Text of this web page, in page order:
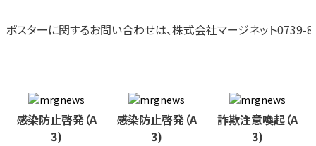
ポスターに関するお問い合わせは、株式会社マージネット0739-
感染防止啓発（A
3)
感染防止啓発（A
3)
詐欺注意喚起（A
3)